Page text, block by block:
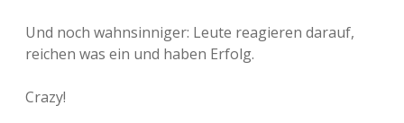
Und noch wahnsinniger: Leute reagieren darauf,
reichen was ein und haben Erfolg.
Crazy!